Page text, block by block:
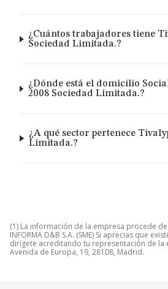
¿Cuántos trabajadores tiene
Sociedad Limitada.?
¿Dónde está el domicilio
2008 Sociedad Limitada.?
¿A qué sector pertenece
Limitada.?
(1) La información de la empresa procede
INFORMA D&B S.A. (SME) Si aprecias que
dirígete acreditando tu representación de la
Avenida de Europa, 19, 28108, Madrid.